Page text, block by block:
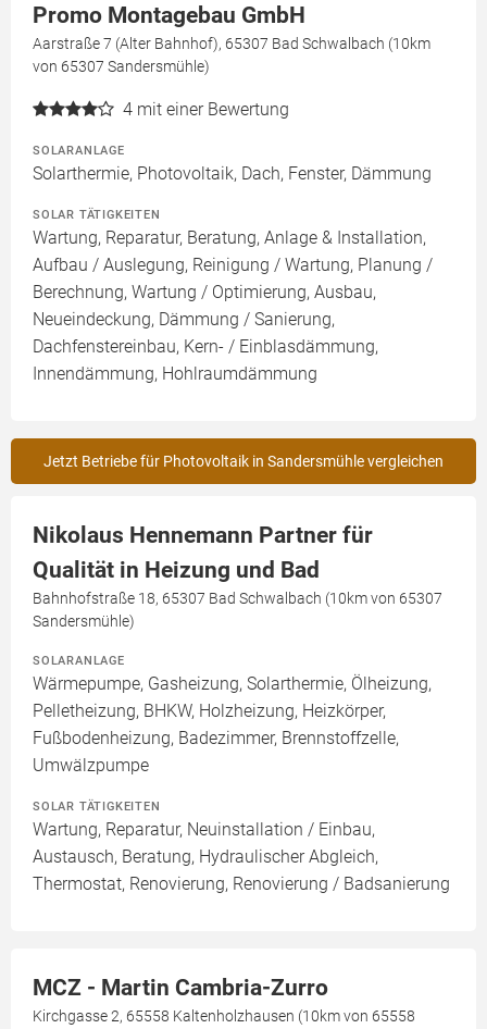
Promo Montagebau GmbH
Aarstraße 7 (Alter Bahnhof), 65307 Bad Schwalbach (10km
von 65307 Sandersmühle)
4 mit einer Bewertung
SOLARANLAGE
Solarthermie, Photovoltaik, Dach, Fenster, Dämmung
SOLAR TÄTIGKEITEN
Wartung, Reparatur, Beratung, Anlage & Installation,
Aufbau / Auslegung, Reinigung / Wartung, Planung /
Berechnung, Wartung / Optimierung, Ausbau,
Neueindeckung, Dämmung / Sanierung,
Dachfenstereinbau, Kern- / Einblasdämmung,
Innendämmung, Hohlraumdämmung
Jetzt Betriebe für Photovoltaik in Sandersmühle vergleichen
Nikolaus Hennemann Partner für
Qualität in Heizung und Bad
Bahnhofstraße 18, 65307 Bad Schwalbach (10km von 65307
Sandersmühle)
SOLARANLAGE
Wärmepumpe, Gasheizung, Solarthermie, Ölheizung,
Pelletheizung, BHKW, Holzheizung, Heizkörper,
Fußbodenheizung, Badezimmer, Brennstoffzelle,
Umwälzpumpe
SOLAR TÄTIGKEITEN
Wartung, Reparatur, Neuinstallation / Einbau,
Austausch, Beratung, Hydraulischer Abgleich,
Thermostat, Renovierung, Renovierung / Badsanierung
MCZ - Martin Cambria-Zurro
Kirchgasse 2, 65558 Kaltenholzhausen (10km von 65558